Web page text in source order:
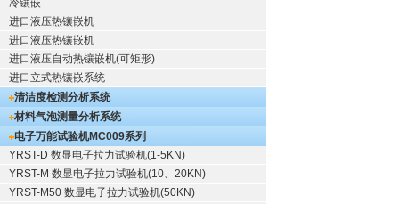
冷镶嵌
进口液压热镶嵌机
进口液压热镶嵌机
进口液压自动热镶嵌机(可矩形)
进口立式热镶嵌系统
清洁度检测分析系统
材料气泡测量分析系统
电子万能试验机MC009系列
YRST-D 数显电子拉力试验机(1-5KN)
YRST-M 数显电子拉力试验机(10、20KN)
YRST-M50 数显电子拉力试验机(50KN)